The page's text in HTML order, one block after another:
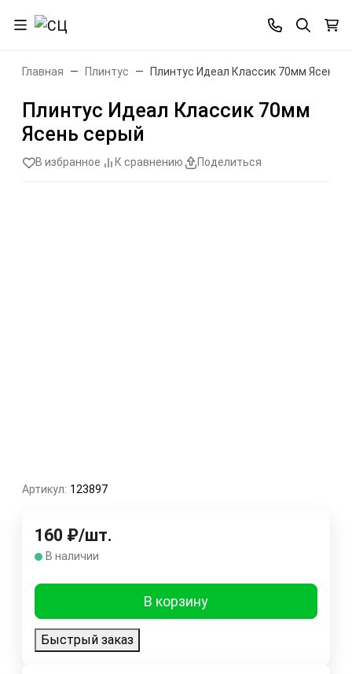
Главная Плинтус Плинтус Идеал Классик 70мм Ясень
Плинтус Идеал Классик 70мм
Ясень серый
В избранное К сравнению Поделиться
Артикул: 123897
160 ₽/шт.
В наличии
В корзину
Быстрый заказ